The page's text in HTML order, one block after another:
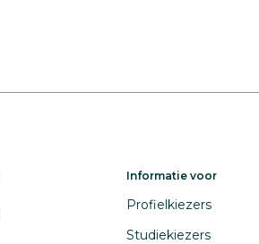
Informatie voor
Profielkiezers
Studiekiezers